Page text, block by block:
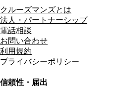
クルーズマンズとは
法人・パートナーシップ
電話相談
お問い合わせ
利用規約
プライバシーポリシー
信頼性・届出